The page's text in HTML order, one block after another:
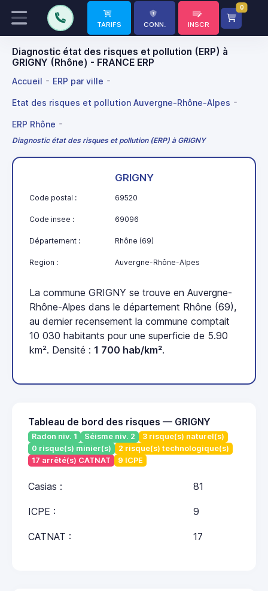
TARIFS CONN. INSCR
0
Diagnostic état des risques et pollution (ERP) à
GRIGNY (Rhône) - FRANCE ERP
Accueil ERP par ville
Etat des risques et pollution Auvergne-Rhône-Alpes
ERP Rhône
Diagnostic état des risques et pollution (ERP) à GRIGNY
GRIGNY
Code postal : 69520
Code insee : 69096
Département : Rhône (69)
Region : Auvergne-Rhône-Alpes
La commune GRIGNY se trouve en Auvergne-
Rhône-Alpes dans le département Rhône (69),
au dernier recensement la commune comptait
10 030 habitants pour une superficie de 5.90
km². Densité : 1 700 hab/km².
Tableau de bord des risques — GRIGNY
Radon niv. 1 Séisme niv. 2
3 risque(s) naturel(s)
0 risque(s) minier(s)
2 risque(s) technologique(s)
17 arrêté(s) CATNAT
9 ICPE
Casias : 81
ICPE : 9
CATNAT : 17